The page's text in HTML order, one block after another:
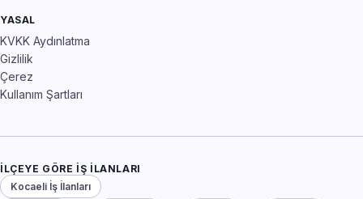
YASAL
KVKK Aydınlatma
Gizlilik
Çerez
Kullanım Şartları
İLÇEYE GÖRE İŞ İLANLARI
Kocaeli İş İlanları